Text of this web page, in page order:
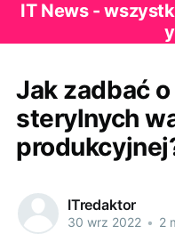
IT News -
Jak zadbać
sterylnych
ITredaktor
30 wrz 2022 • 2